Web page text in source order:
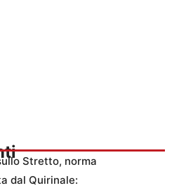
Stretto, norma
dal Quirinale: